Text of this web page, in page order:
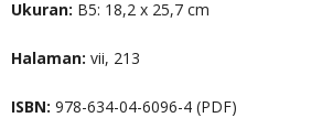
Ukuran: B5: 18,2 x 25,7 cm
Halaman: vii, 213
ISBN: 978-634-04-6096-4 (PDF)